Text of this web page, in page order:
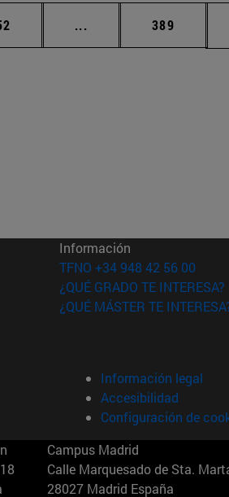
... Páginas intermedias
Página
389
ventana)
nueva ventana)
en nueva ventana)
en nueva ventana)
Información
TFNO +34 948 42 56 00
¿QUÉ GRADO TE INTERESA?
¿QUÉ MÁSTER TE
Información legal
Accesibilidad
Configuración de
Campus Madrid
Calle Marquesado de Sta.
28027 Madrid España